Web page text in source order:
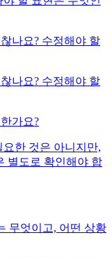
나요? 수정해야 할
나요? 수정해야 할
가요?
한 것은 아니지만,
별도로 확인해야 합
무엇이고, 어떤 상황